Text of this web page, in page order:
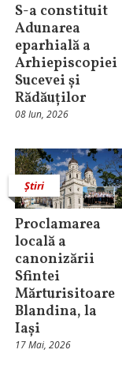
S-a constituit
Adunarea
eparhială a
Arhiepiscopiei
Sucevei și
Rădăuților
08 Iun, 2026
Știri
Proclamarea
locală a
canonizării
Sfintei
Mărturisitoare
Blandina, la
Iași
17 Mai, 2026